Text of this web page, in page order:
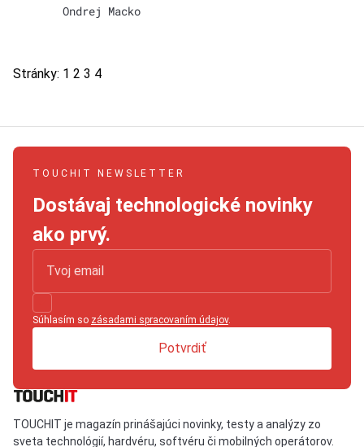
Ondrej Macko
Stránky: 1 2 3 4
TOUCHIT NEWSLETTER
Dostávaj technologické novinky
ako prvý.
Súhlasím so zásadami spracovaním údajov.
Potvrdiť
TOUCHIT je magazín prinášajúci novinky, testy a analýzy zo
sveta technológií, hardvéru, softvéru či mobilných operátorov.